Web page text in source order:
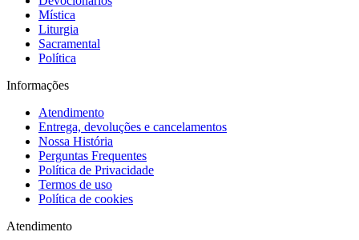
Mística
Liturgia
Sacramental
Política
Informações
Atendimento
Entrega, devoluções e cancelamentos
Nossa História
Perguntas Frequentes
Política de Privacidade
Termos de uso
Política de cookies
Atendimento